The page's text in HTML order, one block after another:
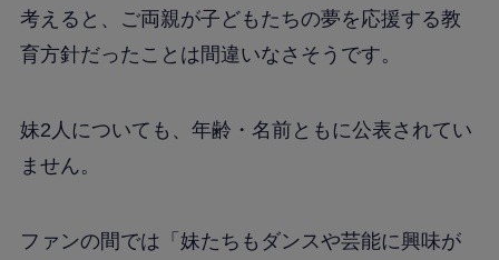
考えると、ご両親が子どもたちの夢を応援する教
育方針だったことは間違いなさそうです。
妹2人についても、年齢・名前ともに公表されてい
ません。
ファンの間では「妹たちもダンスや芸能に興味が